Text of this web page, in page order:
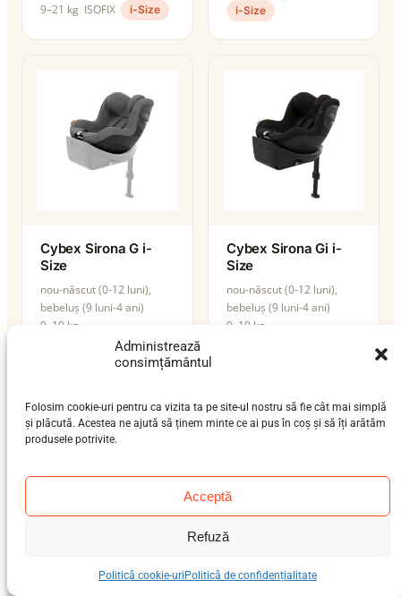
Administrează
consimțământul
Folosim cookie-uri pentru ca vizita ta pe site-ul nostru să fie cât mai simplă
și plăcută. Acestea ne ajută să ținem minte ce ai pus în coș și să îți arătăm
produsele potrivite.
Acceptă
Refuză
Politică cookie-uri Politică de confidențialitate
9–21 kg ISOFIX i-Size i-Size
Cybex Sirona G i-
Size
nou-născut (0-12 luni),
bebeluș (9 luni-4 ani)
0–19 kg
ISOFIX / isofix-support-leg
Cybex Sirona Gi i-
Size
nou-născut (0-12 luni),
bebeluș (9 luni-4 ani)
0–19 kg